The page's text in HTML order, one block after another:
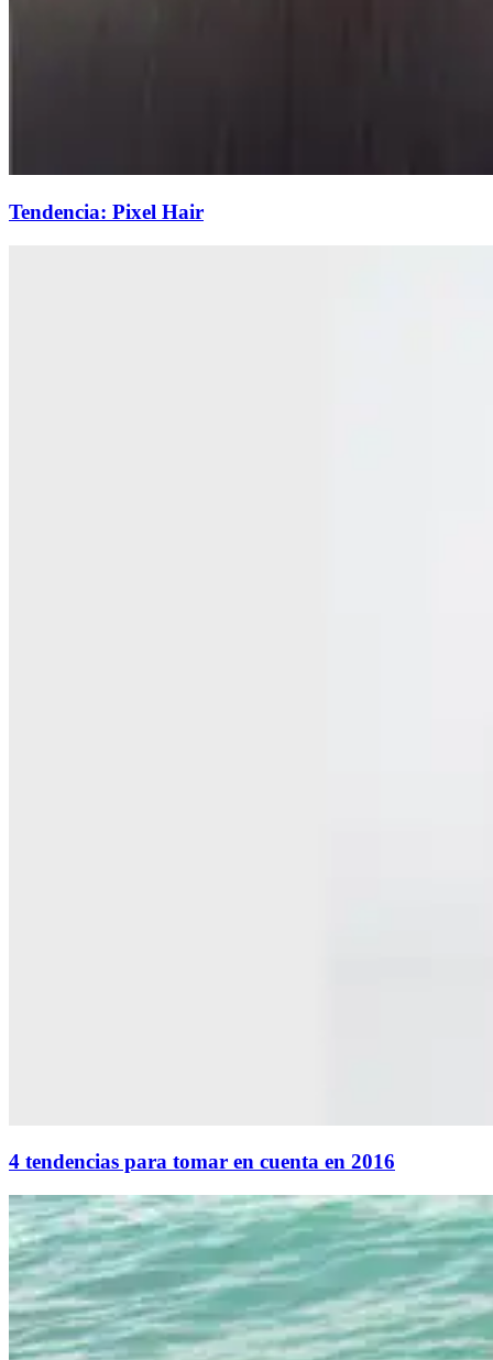
Tendencia: Pixel Hair
4 tendencias para tomar en cuenta en 2016